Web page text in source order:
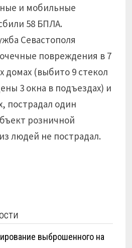
и мобильные
58 БПЛА.
Севастополя
повреждения в 7
домах (выбито 9 стекол
3 окна в подъездах) и
пострадал один
розничной
людей не пострадал.
выброшенного на